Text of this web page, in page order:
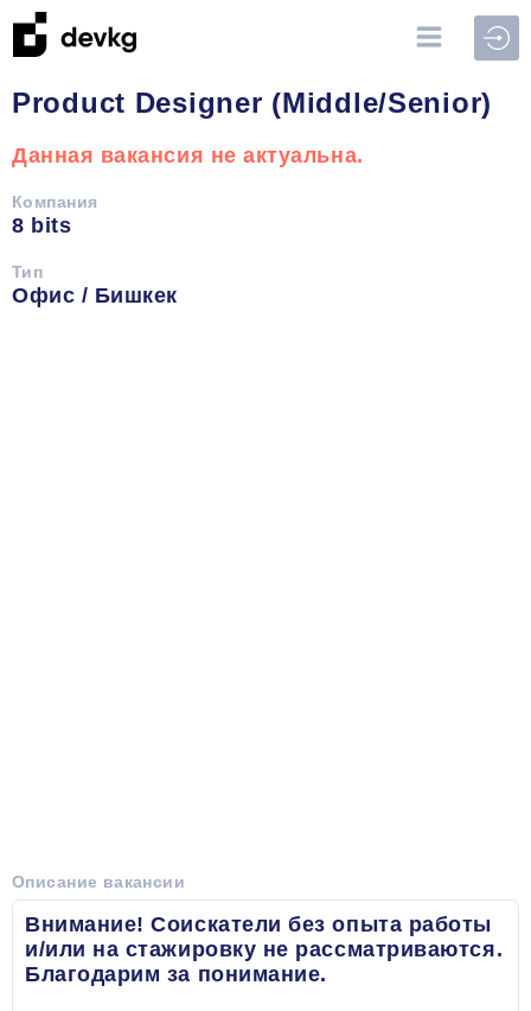
Product Designer (Middle/Senior)
Данная вакансия не актуальна.
Компания
8 bits
Тип
Офис / Бишкек
Описание вакансии
Внимание! Соискатели без опыта работы
и/или на стажировку не рассматриваются.
Благодарим за понимание.